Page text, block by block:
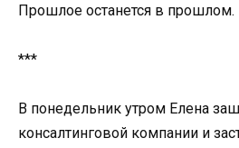
Прошлое останется в прошлом.
***
В понедельник утром Елена
консалтинговой компании и